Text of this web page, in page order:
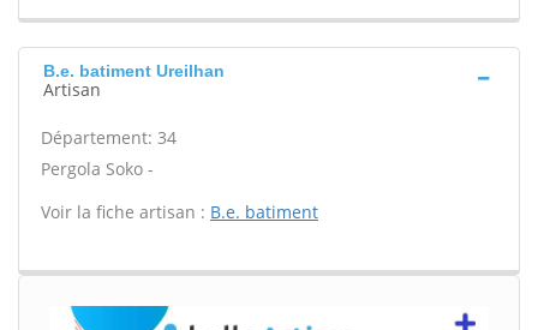
B.e. batiment Ureilhan
Artisan
Département: 34
Pergola Soko -
Voir la fiche artisan : B.e. batiment